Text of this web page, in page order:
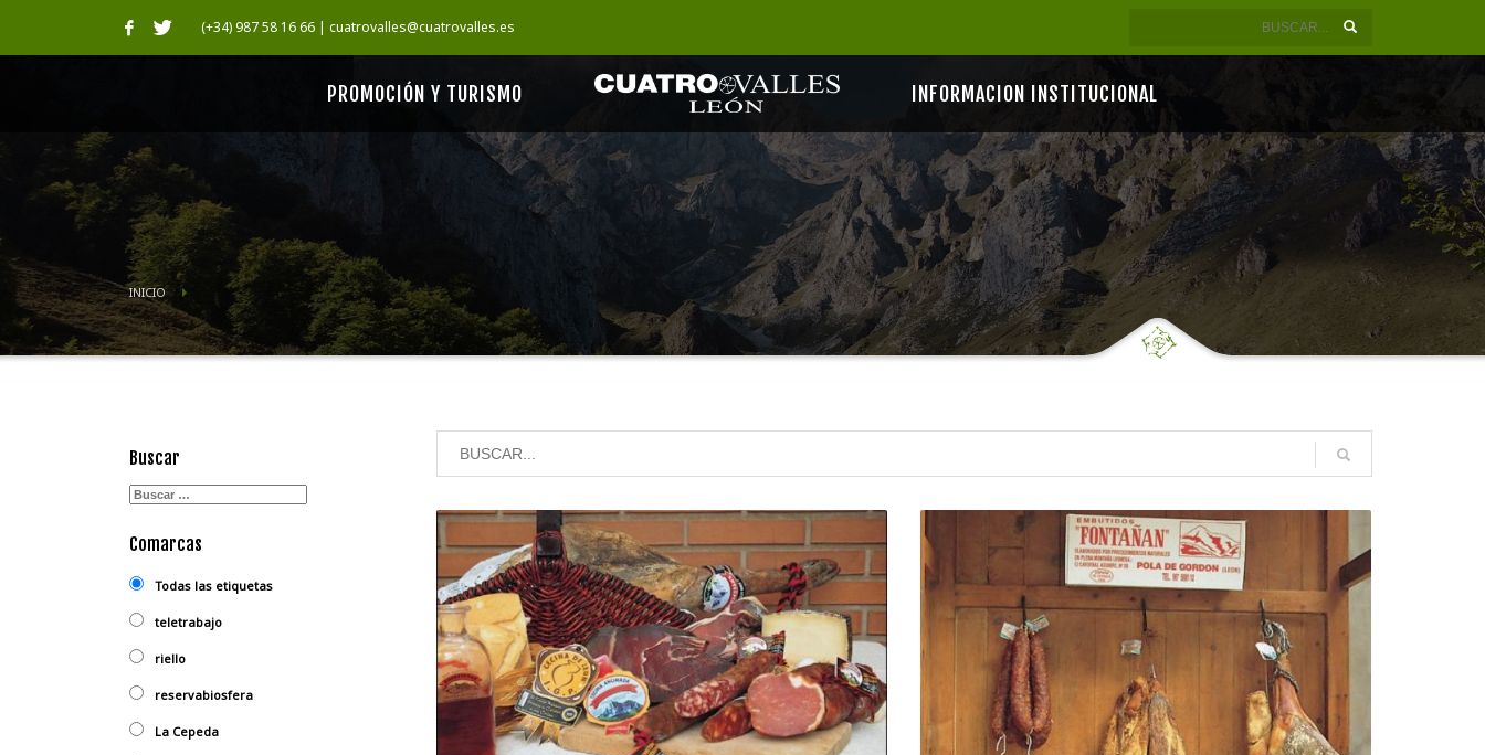
(+34) 987 58 16 66 | cuatrovalles@cuatrovalles.es
PROMOCIÓN Y TURISMO INFORMACION INSTITUCIONAL
INICIO
Buscar
Comarcas
Todas las etiquetas
teletrabajo
riello
reservabiosfera
La Cepeda